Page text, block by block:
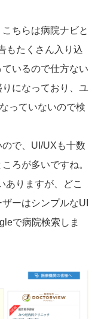
ちらは病院ナビと
もたくさん入り込
いるので仕方ない
になっており、ユ
っていないので検
で、UI/UXも十数
ろが多いですね。
ありますが、どこ
ーはシンプルなUI
で病院検索しま